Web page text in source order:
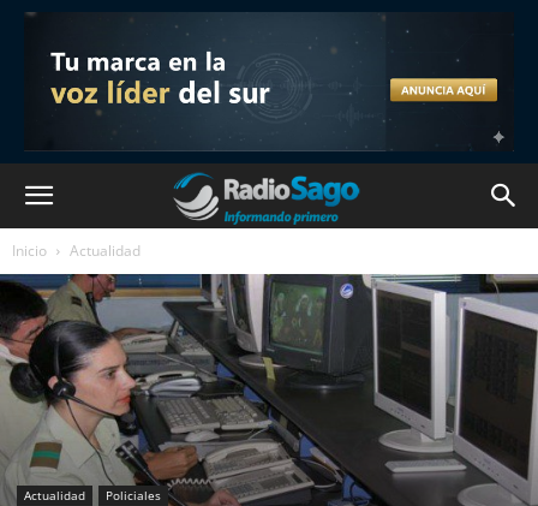
Inicio Actualidad
Actualidad Policiales